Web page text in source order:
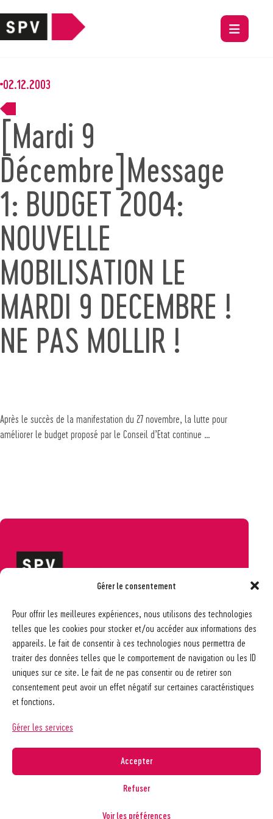
Gérer le consentement
Pour offrir les meilleures expériences, nous utilisons des technologies
telles que les cookies pour stocker et/ou accéder aux informations des
appareils. Le fait de consentir à ces technologies nous permettra de
traiter des données telles que le comportement de navigation ou les ID
uniques sur ce site. Le fait de ne pas consentir ou de retirer son
consentement peut avoir un effet négatif sur certaines caractéristiques
et fonctions.
Gérer les services
Accepter
Refuser
Voir les préférences
02.12.2003
[Mardi 9
Décembre]Message
1: BUDGET 2004:
NOUVELLE
MOBILISATION LE
MARDI 9 DECEMBRE !
NE PAS MOLLIR !
Après le succès de la manifestation du 27 novembre, la lutte pour
améliorer le budget proposé par le Conseil d’Etat continue …
Ch. des Allinges 2
1006 Lausanne
021 617 65 59
info@spv-vd.ch
FAQ
Les associations
Nos guides pratiques